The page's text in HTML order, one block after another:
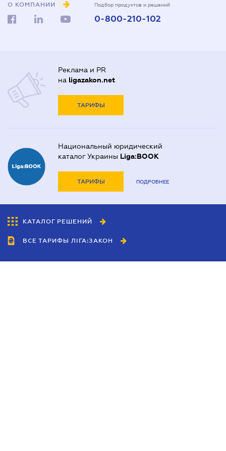
О КОМПАНИИ Подбор продуктов и решений
0-800-210-102
Реклама и PR
на ligazakon.net
ТАРИФЫ
Национальный юридический
каталог Украины Liga:BOOK
ТАРИФЫ ПОДРОБНЕЕ
КАТАЛОГ РЕШЕНИЙ
ВСЕ ТАРИФЫ ЛІГА:ЗАКОН